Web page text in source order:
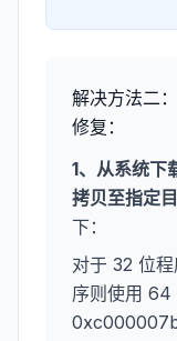
解决方法二
修复：
1、从系统下
拷贝至指定目
下：
对于 32 位
序则使用 64
0xc000007b